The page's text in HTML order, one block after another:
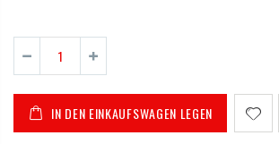
IN DEN EINKAUFSWAGEN LEGEN